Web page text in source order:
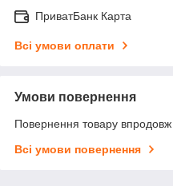
ПриватБанк Карта
Всі умови оплати
Умови повернення
Повернення товару впродовж
Всі умови повернення